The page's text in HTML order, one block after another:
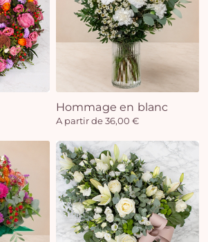
Hommage en blanc
A partir de 36,00 €